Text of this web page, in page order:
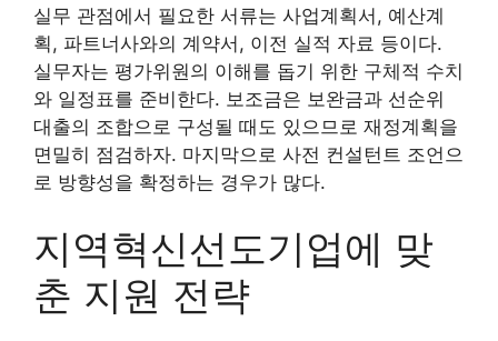
실무 관점에서 필요한 서류는 사업계획서, 예산계
획, 파트너사와의 계약서, 이전 실적 자료 등이다.
실무자는 평가위원의 이해를 돕기 위한 구체적 수치
와 일정표를 준비한다. 보조금은 보완금과 선순위
대출의 조합으로 구성될 때도 있으므로 재정계획을
면밀히 점검하자. 마지막으로 사전 컨설턴트 조언으
로 방향성을 확정하는 경우가 많다.
지역혁신선도기업에 맞
춘 지원 전략